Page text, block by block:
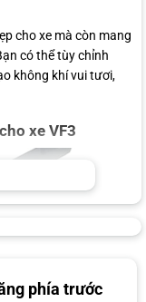
cho xe mà còn mang
có thể tùy chỉnh
không khí vui tươi,
xe VF3
phía trước